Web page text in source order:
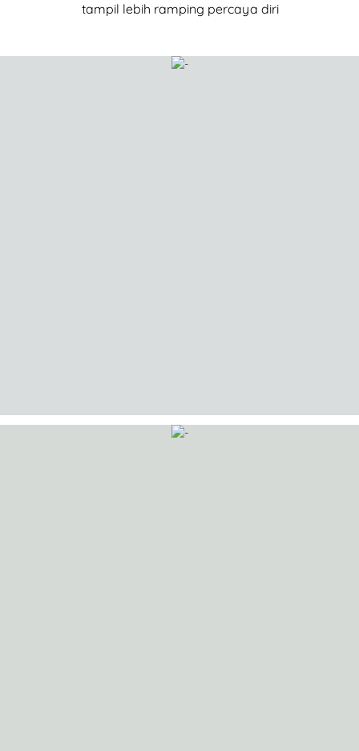
tampil lebih ramping percaya diri